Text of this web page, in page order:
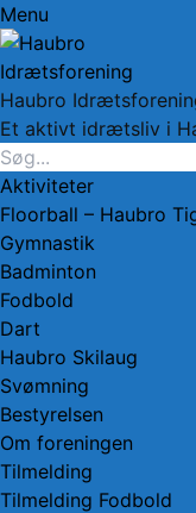
Menu
Haubro
Et aktivt idrætsliv i
Søg
efter:
Facebook
Primær
Menu
Spring
til
indhold
Aktiviteter
Floorball – Haubro
Gymnastik
Badminton
Fodbold
Dart
Haubro Skilaug
Svømning
Bestyrelsen
Om foreningen
Tilmelding
Tilmelding Fodbold